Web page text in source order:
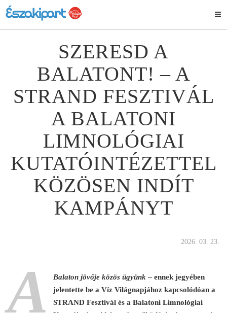
SZERESD A
BALATONT! – A
STRAND FESZTIVÁL
A BALATONI
LIMNOLÓGIAI
KUTATÓINTÉZETTEL
KÖZÖSEN INDÍT
KAMPÁNYT
2026. 03. 23.
A Balaton jövője közös ügyünk – ennek jegyében
jelentette be a Víz Világnapjához kapcsolódóan a
STRAND Fesztivál és a Balatoni Limnológiai